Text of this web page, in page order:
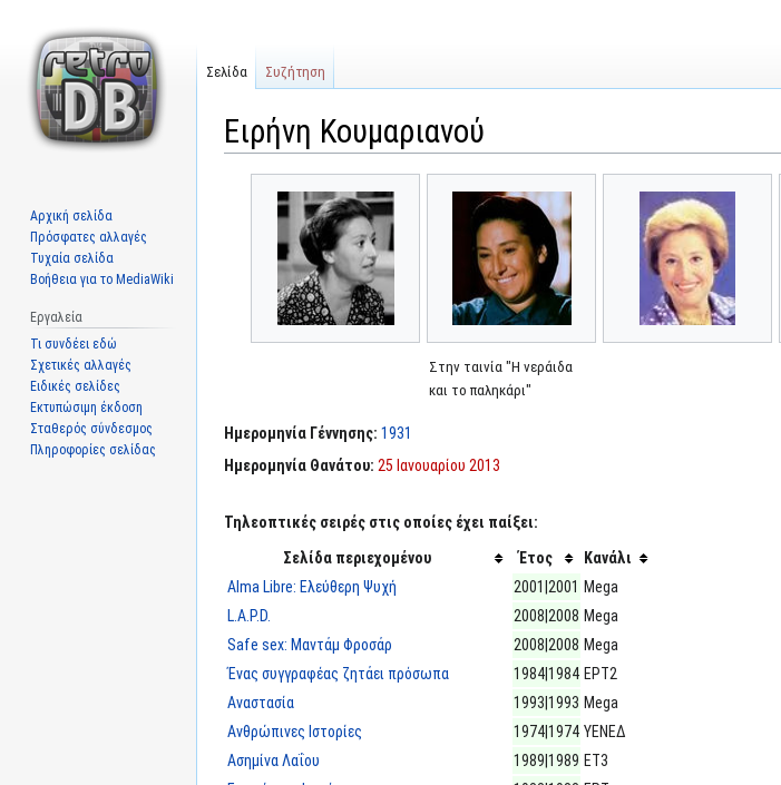
Ειρήνη Κουμαριανού
Στην ταινία "Η νεράιδα
και το παληκάρι"
Ημερομηνία Γέννησης: 1931
Ημερομηνία Θανάτου: 25 Ιανουαρίου 2013
Τηλεοπτικές σειρές στις οποίες έχει παίξει:
Σελίδα περιεχομένου
Έτος
Κανάλι
Alma Libre: Ελεύθερη Ψυχή
2001|2001 Mega
L.A.P.D.
2008|2008 Mega
Safe sex: Μαντάμ Φροσάρ
2008|2008 Mega
Ένας συγγραφέας ζητάει πρόσωπα
1984|1984 ΕΡΤ2
Αναστασία
1993|1993 Mega
Ανθρώπινες Ιστορίες
1974|1974 ΥΕΝΕΔ
Ασημίνα Λαΐου
1989|1989 ΕΤ3
Σελίδα Συζήτηση
Αρχική σελίδα
Πρόσφατες αλλαγές
Τυχαία σελίδα
Βοήθεια για το MediaWiki
Εργαλεία
Τι συνδέει εδώ
Σχετικές αλλαγές
Ειδικές σελίδες
Εκτυπώσιμη έκδοση
Σταθερός σύνδεσμος
Πληροφορίες σελίδας